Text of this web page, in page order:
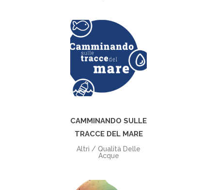
+
CAMMINANDO SULLE
TRACCE DEL MARE
Altri / Qualità Delle
Acque